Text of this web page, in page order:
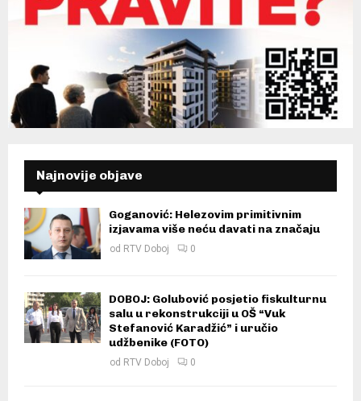
Najnovije objave
Goganović: Helezovim primitivnim
izjavama više neću davati na značaju
od RTV Doboj 0
DOBOJ: Golubović posjetio fiskulturnu
salu u rekonstrukciji u OŠ “Vuk
Stefanović Karadžić” i uručio
udžbenike (FOTO)
od RTV Doboj 0